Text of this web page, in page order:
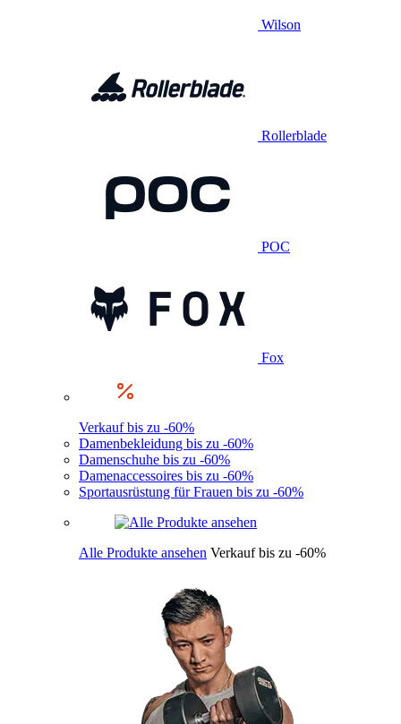
Wilson
Rollerblade
POC
Fox
Verkauf bis zu -60%
Damenbekleidung bis zu -60%
Damenschuhe bis zu -60%
Damenaccessoires bis zu -60%
Sportausrüstung für Frauen bis zu -60%
Alle Produkte ansehen Verkauf bis zu -60%